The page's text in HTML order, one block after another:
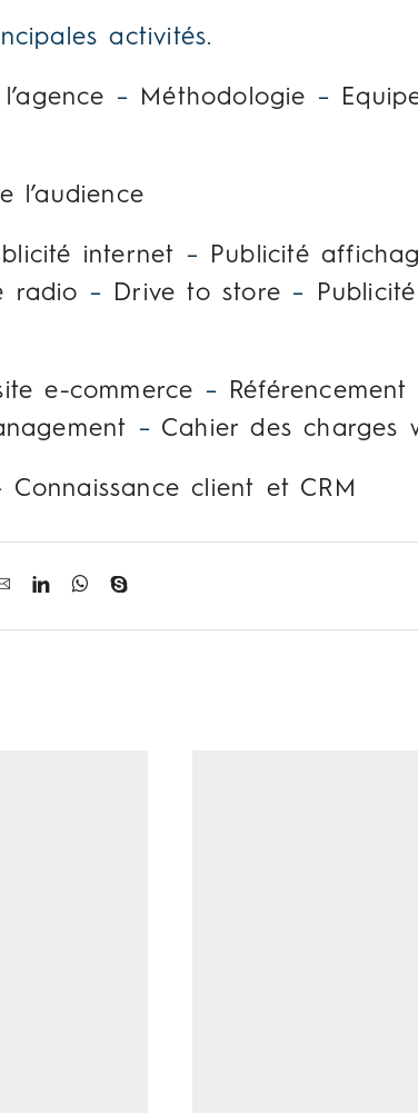
activités.
– Méthodologie –
l’audience
internet –
Publicité
radio – Drive to store –
e-commerce –
– Cahier des charges
Connaissance client et CRM